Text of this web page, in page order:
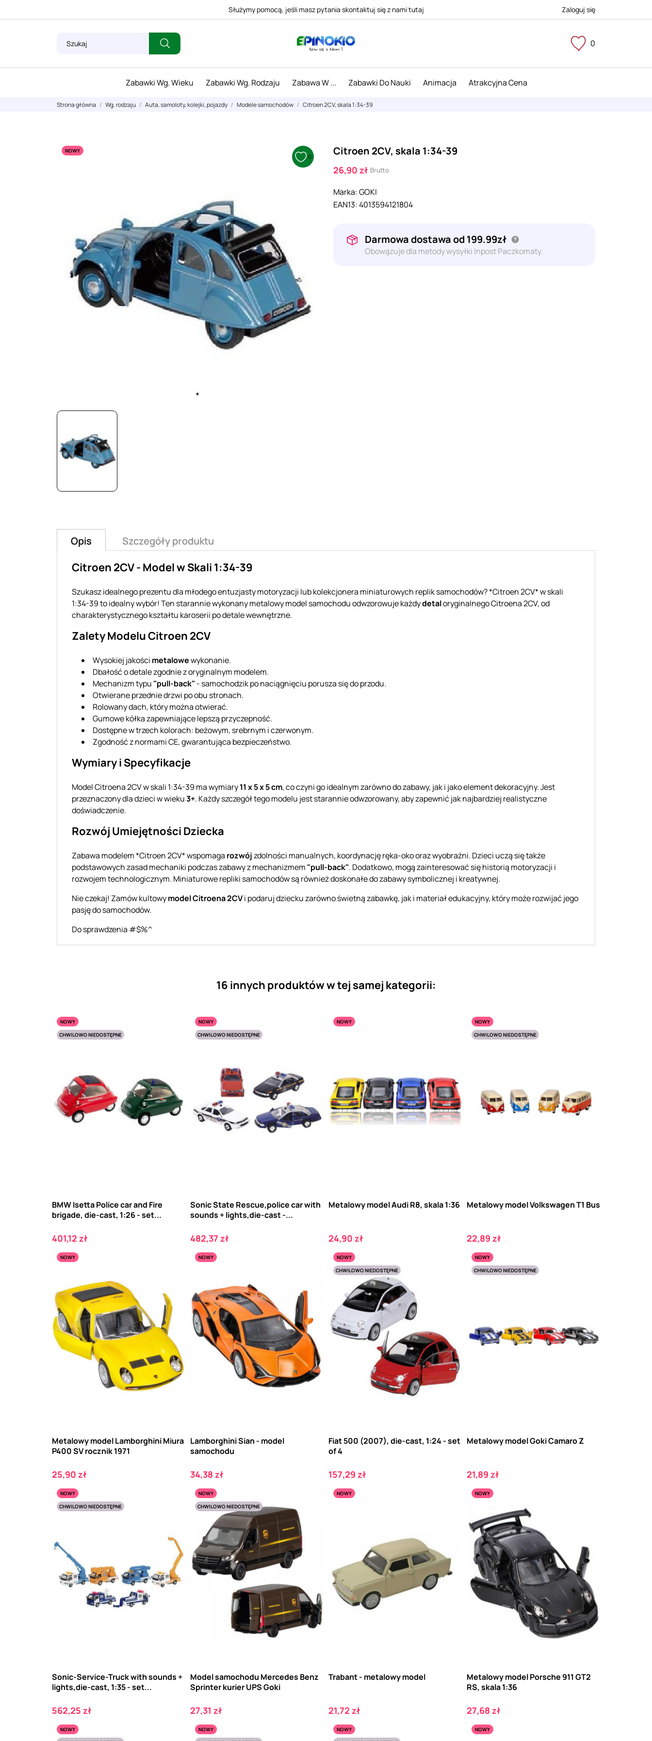
Służymy pomocą, jeśli masz pytania skontaktuj się z nami tutaj Zaloguj się
0
Zabawki Wg. Wieku Zabawki Wg. Rodzaju Zabawa W ... Zabawki Do Nauki Animacja Atrakcyjna Cena
Strona główna Wg. rodzaju Auta, samoloty, kolejki, pojazdy Modele samochodów Citroen 2CV, skala 1:34-39
NOWY
0 Citroen 2CV, skala 1:34-39
26,90 zł Brutto
Marka:GOKI
EAN13:4013594121804
Darmowa dostawa od 199.99zł
Obowązuje dla metody wysyłki Inpost Paczkomaty.
Opis Szczegóły produktu
Citroen 2CV - Model w Skali 1:34-39
Szukasz idealnego prezentu dla młodego entuzjasty motoryzacji lub kolekcjonera miniaturowych replik samochodów? *Citroen 2CV* w skali
1:34-39 to idealny wybór! Ten starannie wykonany metalowy model samochodu odwzorowuje każdydetaloryginalnego Citroena 2CV, od
charakterystycznego kształtu karoserii po detale wewnętrzne.
Zalety Modelu Citroen 2CV
Wysokiej jakości metalowewykonanie.
Dbałość o detale zgodnie z oryginalnym modelem.
Mechanizm typu "pull-back" - samochodzik po naciągnięciu porusza się do przodu.
Otwierane przednie drzwi po obu stronach.
Rolowany dach, który można otwierać.
Gumowe kółka zapewniające lepszą przyczepność.
Dostępne w trzech kolorach: beżowym, srebrnym i czerwonym.
Zgodność z normami CE, gwarantująca bezpieczeństwo.
Wymiary i Specyfikacje
Model Citroena 2CV w skali 1:34-39 ma wymiary11 x 5 x 5 cm, co czyni go idealnym zarówno do zabawy, jak i jako element dekoracyjny. Jest
przeznaczony dla dzieci w wieku3+. Każdy szczegół tego modelu jest starannie odwzorowany, aby zapewnić jak najbardziej realistyczne
doświadczenie.
Rozwój Umiejętności Dziecka
Zabawa modelem *Citroen 2CV* wspomaga rozwójzdolności manualnych, koordynację ręka-oko oraz wyobraźni. Dzieci uczą się także
podstawowych zasad mechaniki podczas zabawy z mechanizmem "pull-back". Dodatkowo, mogą zainteresować się historią motoryzacji i
rozwojem technologicznym. Miniaturowe repliki samochodów są również doskonałe do zabawy symbolicznej i kreatywnej.
Nie czekaj! Zamów kultowymodel Citroena 2CVi podaruj dziecku zarówno świetną zabawkę, jak i materiał edukacyjny, który może rozwijać jego
pasję do samochodów.
Do sprawdzenia #$%^
16 innych produktów w tej samej kategorii:
NOWY
CHWILOWO NIEDOSTĘPNE
BMW Isetta Police car and Fire
brigade, die-cast, 1:26 - set...
Cena
401,12 zł
NOWY
CHWILOWO NIEDOSTĘPNE
Sonic State Rescue,police car with
sounds + lights,die-cast -...
Cena
482,37 zł
NOWY
Metalowy model Audi R8, skala 1:36
Cena
24,90 zł
NOWY
CHWILOWO NIEDOSTĘPNE
Metalowy model Volkswagen T1 Bus
Cena
22,89 zł
NOWY
Metalowy model Lamborghini Miura
P400 SV rocznik 1971
Cena
25,90 zł
NOWY
Lamborghini Sian - model
samochodu
Cena
34,38 zł
NOWY
CHWILOWO NIEDOSTĘPNE
Fiat 500 (2007), die-cast, 1:24 - set
of 4
Cena
157,29 zł
NOWY
CHWILOWO NIEDOSTĘPNE
Metalowy model Goki Camaro Z
Cena
21,89 zł
NOWY
CHWILOWO NIEDOSTĘPNE
Sonic-Service-Truck with sounds +
lights,die-cast, 1:35 - set...
Cena
562,25 zł
NOWY
CHWILOWO NIEDOSTĘPNE
Model samochodu Mercedes Benz
Sprinter kurier UPS Goki
Cena
27,31 zł
NOWY
Trabant - metalowy model
Cena
21,72 zł
NOWY
Metalowy model Porsche 911 GT2
RS, skala 1:36
Cena
27,68 zł
NOWY
NOWY
NOWY
NOWY